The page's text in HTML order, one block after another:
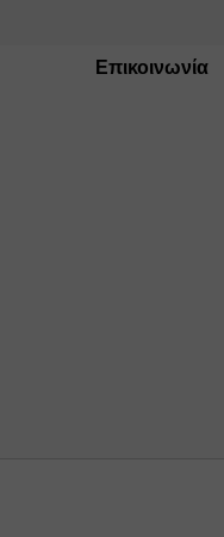
Επικοινωνία